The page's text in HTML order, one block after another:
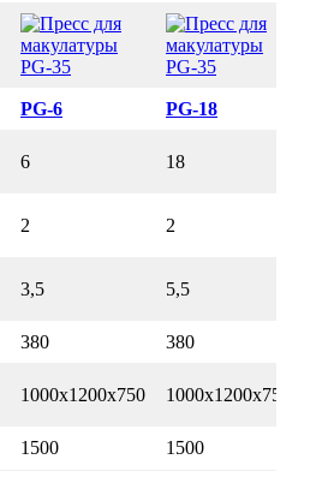
PG-6 PG-18
6 18
2 2
3,5 5,5
380 380
1000х1200х750 1000х1200х750
1500 1500